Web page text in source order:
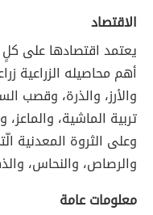
الاقتصاد
يعتمد اقتصادها على
أهم محاصيله الزراعية
والأرز، والذرة، وقصب
تربية الماشية، والماعز،
وعلى الثروة المعدنية
والرصاص، والنحاس،
معلومات عامة